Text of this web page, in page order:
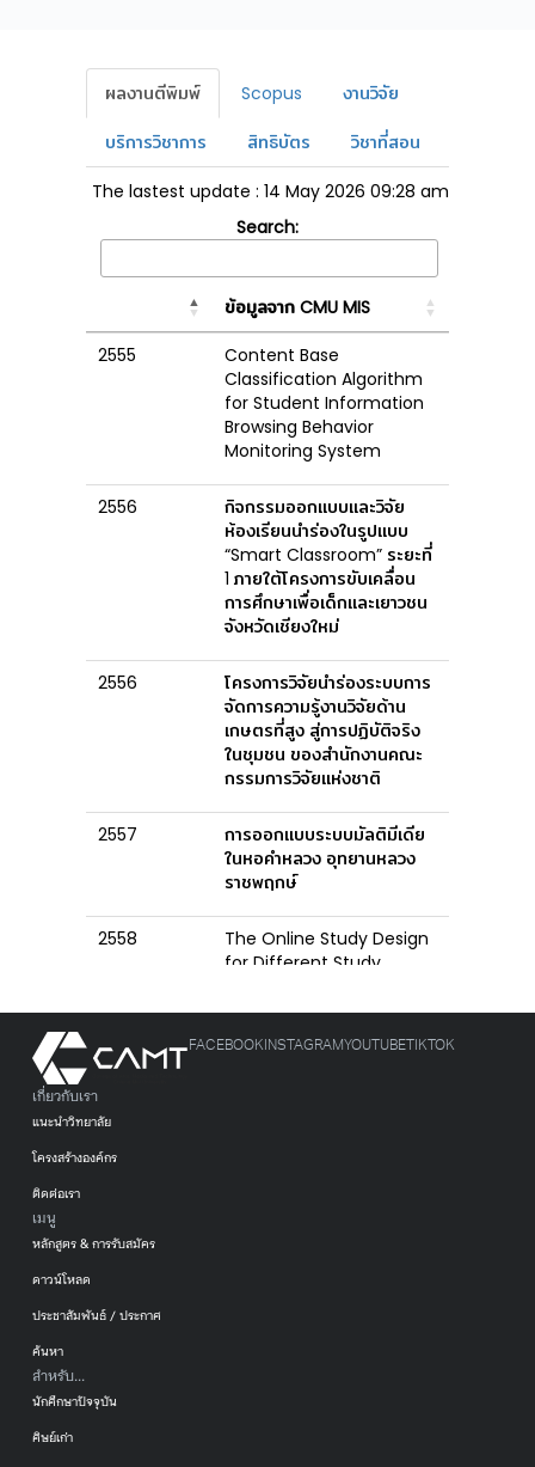
เกี่ยวกับเรา
แนะนำวิทยาลัย
โครงสร้างองค์กร
ติดต่อเรา
เมนู
หลักสูตร & การรับสมัคร
ดาวน์โหลด
ประชาสัมพันธ์ / ประกาศ
ค้นหา
สำหรับ...
นักศึกษาปัจจุบัน
ศิษย์เก่า
FACEBOOK INSTAGRAM YOUTUBETIKTOK